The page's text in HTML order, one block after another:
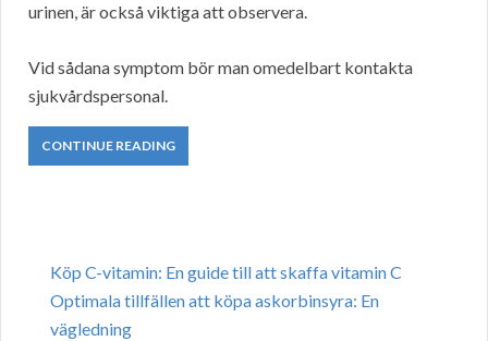
urinen, är också viktiga att observera.
Vid sådana symptom bör man omedelbart kontakta
sjukvårdspersonal.
CONTINUE READING
Köp C-vitamin: En guide till att skaffa vitamin C
Optimala tillfällen att köpa askorbinsyra: En
vägledning